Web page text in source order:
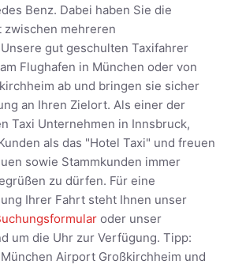
Benz. Dabei haben Sie die
mehreren
gut geschulten Taxifahrer
Flughafen in München oder von
ab und bringen sie sicher
an Ihren Zielort. Als einer der
Taxi Unternehmen in Innsbruck,
als das "Hotel Taxi" und freuen
sowie Stammkunden immer
zu dürfen. Für eine
Ihrer Fahrt steht Ihnen unser
oder unser
um die Uhr zur Verfügung. Tipp:
Airport Großkirchheim und